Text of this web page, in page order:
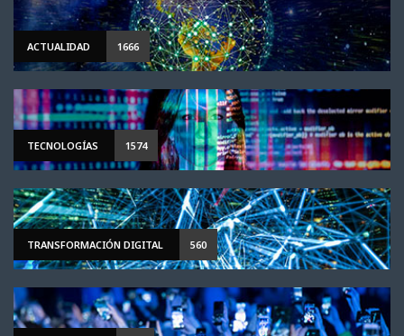
ACTUALIDAD 1666
TECNOLOGÍAS 1574
TRANSFORMACIÓN DIGITAL 560